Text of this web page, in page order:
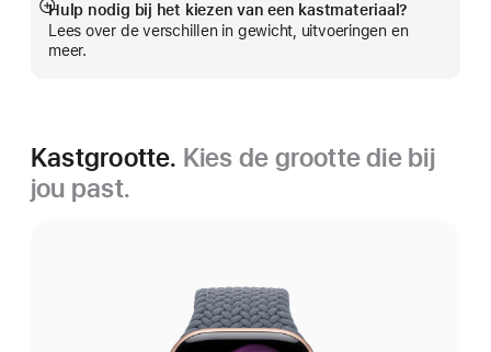
Hulp nodig bij het kiezen van een kastmateriaal?
Lees over de verschillen in gewicht, uitvoeringen en
meer.
Meer
Kastgrootte. Kies de grootte die bij
jou past.